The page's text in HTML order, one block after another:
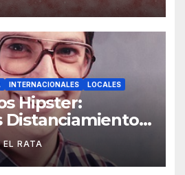
INTERNACIONALES LOCALES
Hipster:
Distanciamiento
De Que El
Hiciera Cool!»
EL RATA